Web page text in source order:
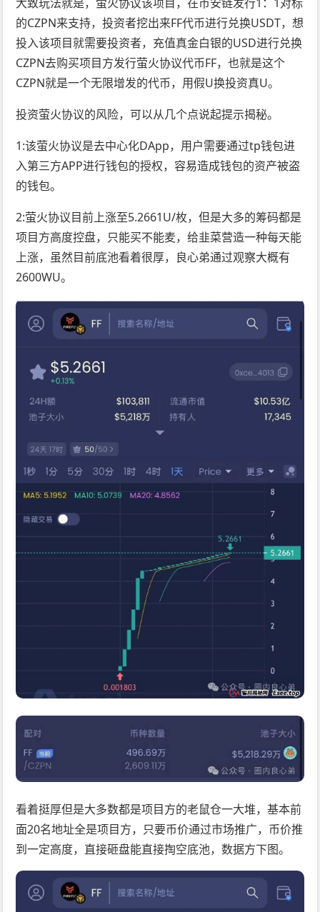
的CZPN来支持，投资者挖出来FF代币进行兑换USDT，想
投入该项目就需要投资者，充值真金白银的USD进行兑换
CZPN去购买项目方发行萤火协议代币FF，也就是这个
CZPN就是一个无限增发的代币，用假U换投资真U。
投资萤火协议的风险，可以从几个点说起提示揭秘。
1:该萤火协议是去中心化DApp，用户需要通过tp钱包进
入第三方APP进行钱包的授权，容易造成钱包的资产被盗
的钱包。
2:萤火协议目前上涨至5.2661U/枚，但是大多的筹码都是
项目方高度控盘，只能买不能麦，给韭菜营造一种每天能
上涨，虽然目前底池看着很厚，良心弟通过观察大概有
2600WU。
看着挺厚但是大多数都是项目方的老鼠仓一大堆，基本前
面20名地址全是项目方，只要币价通过市场推广，币价推
到一定高度，直接砸盘能直接掏空底池，数据方下图。